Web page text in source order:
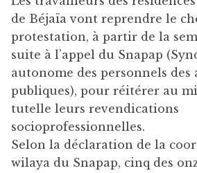
de Béjaïa vont reprendre le
protestation, à partir de la
suite à l’appel du Snapap
autonome des personnels
publiques), pour réitérer au
tutelle leurs revendications
socioprofessionnelles.
Selon la déclaration de la
wilaya du Snapap, cinq des